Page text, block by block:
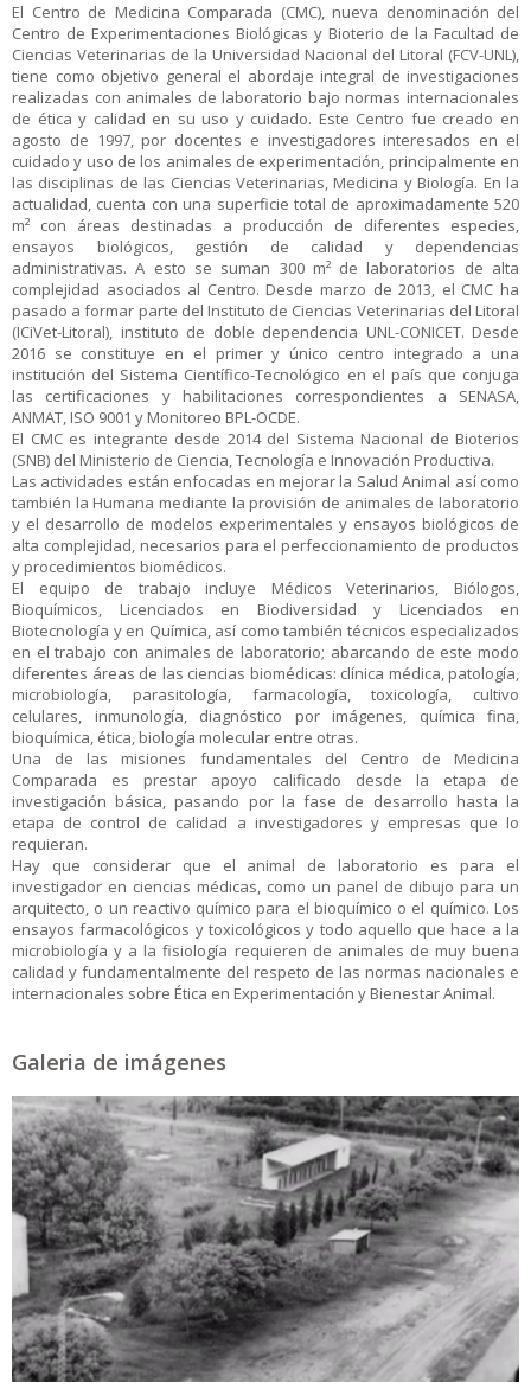
El Centro de Medicina Comparada (CMC), nueva denominación del
Centro de Experimentaciones Biológicas y Bioterio de la Facultad de
Ciencias Veterinarias de la Universidad Nacional del Litoral (FCV-UNL),
tiene como objetivo general el abordaje integral de investigaciones
realizadas con animales de laboratorio bajo normas internacionales
de ética y calidad en su uso y cuidado. Este Centro fue creado en
agosto de 1997, por docentes e investigadores interesados en el
cuidado y uso de los animales de experimentación, principalmente en
las disciplinas de las Ciencias Veterinarias, Medicina y Biología. En la
actualidad, cuenta con una superficie total de aproximadamente 520
m² con áreas destinadas a producción de diferentes especies,
ensayos biológicos, gestión de calidad y dependencias
administrativas. A esto se suman 300 m² de laboratorios de alta
complejidad asociados al Centro. Desde marzo de 2013, el CMC ha
pasado a formar parte del Instituto de Ciencias Veterinarias del Litoral
(ICiVet-Litoral), instituto de doble dependencia UNL-CONICET. Desde
2016 se constituye en el primer y único centro integrado a una
institución del Sistema Científico-Tecnológico en el país que conjuga
las certificaciones y habilitaciones correspondientes a SENASA,
ANMAT, ISO 9001 y Monitoreo BPL-OCDE.
El CMC es integrante desde 2014 del Sistema Nacional de Bioterios
(SNB) del Ministerio de Ciencia, Tecnología e Innovación Productiva.
Las actividades están enfocadas en mejorar la Salud Animal así como
también la Humana mediante la provisión de animales de laboratorio
y el desarrollo de modelos experimentales y ensayos biológicos de
alta complejidad, necesarios para el perfeccionamiento de productos
y procedimientos biomédicos.
El equipo de trabajo incluye Médicos Veterinarios, Biólogos,
Bioquímicos, Licenciados en Biodiversidad y Licenciados en
Biotecnología y en Química, así como también técnicos especializados
en el trabajo con animales de laboratorio; abarcando de este modo
diferentes áreas de las ciencias biomédicas: clínica médica, patología,
microbiología, parasitología, farmacología, toxicología, cultivo
celulares, inmunología, diagnóstico por imágenes, química fina,
bioquímica, ética, biología molecular entre otras.
Una de las misiones fundamentales del Centro de Medicina
Comparada es prestar apoyo calificado desde la etapa de
investigación básica, pasando por la fase de desarrollo hasta la
etapa de control de calidad a investigadores y empresas que lo
requieran.
Hay que considerar que el animal de laboratorio es para el
investigador en ciencias médicas, como un panel de dibujo para un
arquitecto, o un reactivo químico para el bioquímico o el químico. Los
ensayos farmacológicos y toxicológicos y todo aquello que hace a la
microbiología y a la fisiología requieren de animales de muy buena
calidad y fundamentalmente del respeto de las normas nacionales e
internacionales sobre Ética en Experimentación y Bienestar Animal.
Galeria de imágenes